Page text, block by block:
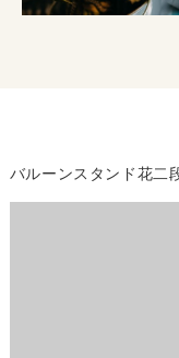
バルーンスタンド花二